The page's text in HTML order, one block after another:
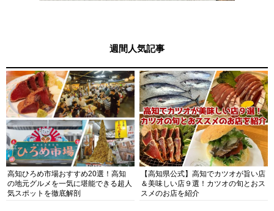
週間人気記事
高知ひろめ市場おすすめ20選！高知
の地元グルメを一気に堪能できる超人
気スポットを徹底解剖
【高知県公式】高知でカツオが旨い店
＆美味しい店９選！カツオの旬とおス
スメのお店を紹介